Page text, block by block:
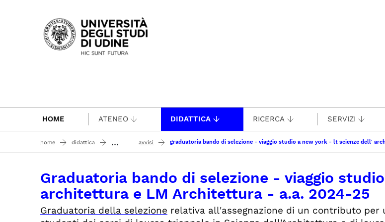
Passa al contenuto principale
HOME ATENEO DIDATTICA RICERCA SERVIZI
home didattica ... avvisi graduatoria bando di selezione - viaggio studio a new york - lt scienze dell'
Graduatoria bando di selezione - viaggio
architettura e LM Architettura - a.a. 2024-25
Graduatoria della selezione relativa all'assegnazione di un contributo per